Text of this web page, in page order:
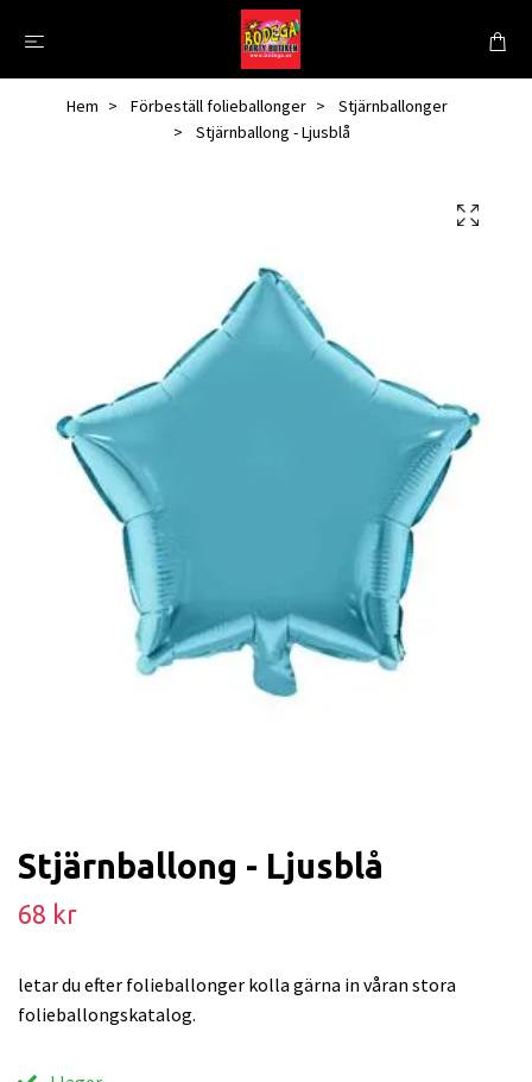
Hem Förbeställ folieballonger
Stjärnballonger
Stjärnballong - Ljusblå
Stjärnballong - Ljusblå
68 kr
letar du efter folieballonger kolla gärna in våran stora
folieballongskatalog.